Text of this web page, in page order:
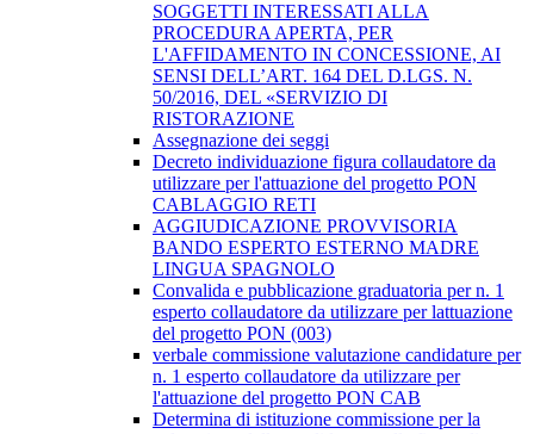
SOGGETTI INTERESSATI ALLA
PROCEDURA APERTA, PER
L'AFFIDAMENTO IN CONCESSIONE, AI
SENSI DELL’ART. 164 DEL D.LGS. N.
50/2016, DEL «SERVIZIO DI
RISTORAZIONE
Assegnazione dei seggi
Decreto individuazione figura collaudatore da
utilizzare per l'attuazione del progetto PON
CABLAGGIO RETI
AGGIUDICAZIONE PROVVISORIA
BANDO ESPERTO ESTERNO MADRE
LINGUA SPAGNOLO
Convalida e pubblicazione graduatoria per n. 1
esperto collaudatore da utilizzare per lattuazione
del progetto PON (003)
verbale commissione valutazione candidature per
n. 1 esperto collaudatore da utilizzare per
l'attuazione del progetto PON CAB
Determina di istituzione commissione per la